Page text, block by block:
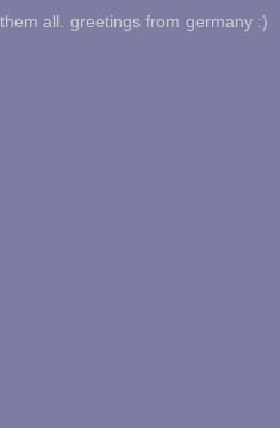
all. greetings from germany :)